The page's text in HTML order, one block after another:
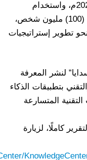
المتخصصة لتصل إلى (50%) بحلول 2027م، واستخدام
الروبوتات كمساعدين من قبل أكثر من (100) مليون شخص،
تطوير إستراتيجيات
لنشر المعرفة
بتطبيقات الذكاء
المتسارعة
كاملًا، لزيارة